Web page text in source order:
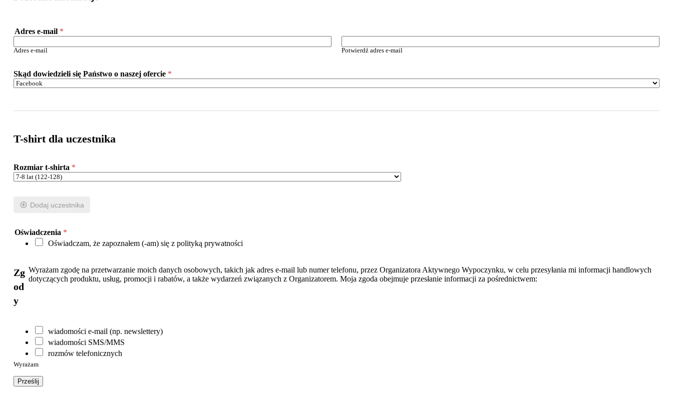
Adres e-mail *
Adres e-mail Potwierdź adres e-mail
Skąd dowiedzieli się Państwo o naszej ofercie *
T-shirt dla uczestnika
Rozmiar t-shirta *
Dodaj uczestnika
Oświadczenia *
Oświadczam, że zapoznałem (-am) się z polityką prywatności
Zg
od
y
Wyrażam zgodę na przetwarzanie moich danych osobowych, takich jak adres e-mail lub numer telefonu, przez Organizatora Aktywnego Wypoczynku, w celu przesyłania mi informacji handlowych
dotyczących produktu, usług, promocji i rabatów, a także wydarzeń związanych z Organizatorem. Moja zgoda obejmuje przesłanie informacji za pośrednictwem:
y
wiadomości e-mail (np. newslettery)
wiadomości SMS/MMS
rozmów telefonicznych
Wyrażam
Prześlij